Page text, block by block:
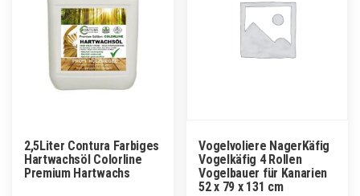
2,5Liter Contura Farbiges
Hartwachsöl Colorline
Premium Hartwachs
Vogelvoliere NagerKäfig
Vogelkäfig 4 Rollen
Vogelbauer für Kanarien
52 x 79 x 131 cm